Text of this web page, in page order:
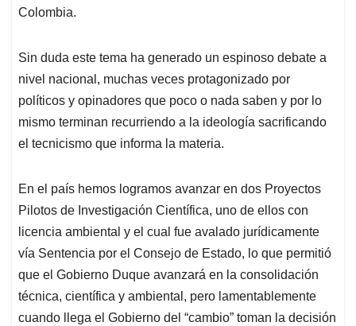
Colombia.
Sin duda este tema ha generado un espinoso debate a
nivel nacional, muchas veces protagonizado por
políticos y opinadores que poco o nada saben y por lo
mismo terminan recurriendo a la ideología sacrificando
el tecnicismo que informa la materia.
En el país hemos logramos avanzar en dos Proyectos
Pilotos de Investigación Científica, uno de ellos con
licencia ambiental y el cual fue avalado jurídicamente
vía Sentencia por el Consejo de Estado, lo que permitió
que el Gobierno Duque avanzará en la consolidación
técnica, científica y ambiental, pero lamentablemente
cuando llega el Gobierno del “cambio” toman la decisión